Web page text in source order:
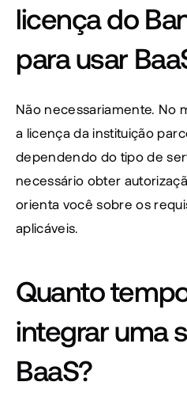
licença do
para usar
Não necessariamente. No
a licença da instituição
dependendo do tipo de
necessário obter
orienta você sobre os
aplicáveis.
Quanto
integrar uma
BaaS?